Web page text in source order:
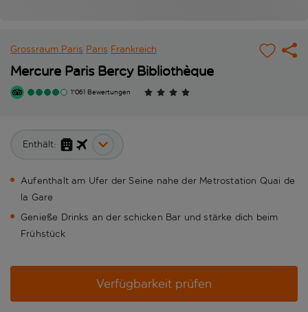
Grossraum Paris Paris Frankreich
Mercure Paris Bercy Bibliothèque
1'061 Bewertungen
Enthält:
Aufenthalt am Ufer der Seine nahe der Metrostation Quai de
la Gare
Genieße Drinks an der schicken Bar und stärke dich beim
Frühstück
Verfügbarkeit prüfen